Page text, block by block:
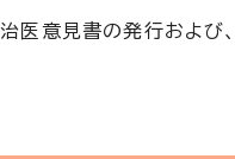
医意見書の発行および